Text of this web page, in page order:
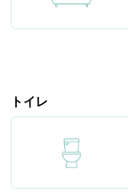
トイレ